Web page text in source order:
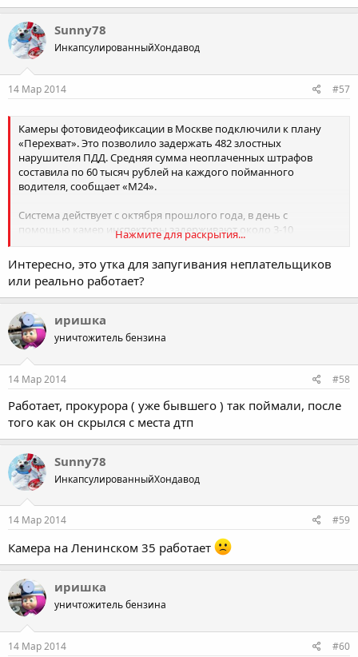
Sunny78
ИнкапсулированныйХондавод
14 Мар 2014 #57
Камеры фотовидеофиксации в Москве подключили к плану
«Перехват». Это позволило задержать 482 злостных
нарушителя ПДД. Средняя сумма неоплаченных штрафов
составила по 60 тысяч рублей на каждого пойманного
водителя, сообщает «М24».
Система действует с октября прошлого года, в день с
помощью камер инспекторы задерживают около 3-10
злостных нарушителей ПДД. Самое пристальное внимание
Чаще всего в разряд неоплаченных попадают штрафы за
превышение скорости, выезд на выделенные полосы для
общественного транспорта и нарушение правил парковки.
Нажмите для раскрытия...
Интересно, это утка для запугивания неплательщиков
или реально работает?
иришка
уничтожитель бензина
14 Мар 2014 #58
Работает, прокурора ( уже бывшего ) так поймали, после
того как он скрылся с места дтп
Sunny78
ИнкапсулированныйХондавод
14 Мар 2014 #59
Камера на Ленинском 35 работает
иришка
уничтожитель бензина
14 Мар 2014 #60